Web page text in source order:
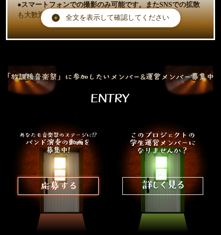
●スマートフォンでの撮影のみ可能です。またSNSでの拡散
も大歓迎ですが、
オープンな場所でのイベントのため、他のお客様へのご
迷惑とならないよう、ご注意ください。
のご迷惑となりますのでお控えください。
●お客様の怪我やトラブルの原因にもなりますので、安全な
服装や履物でご来場ください。
スタンディング会場の場合、ヒール、厚底、インソール
また、踏まれて怪我になる可能性のある露出の多いサン
ダルなども、ご迷惑となりますのでおやめください。
ライブが中止に繋がる事故にも繋がりますので、安全な
服装、履物でのご来場をお願い致します。
●場内での場所取り（荷物やタオルを置くなど）・ 割込み・
交渉等、他のお客様のご迷惑になる行為は一切禁止させて
●飲酒をされた状態での観覧、または会場内での飲酒に伴
全文を表示して確認してください